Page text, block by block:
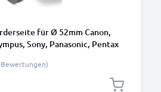
für Ø 52mm Canon,
Sony, Panasonic, Pentax
Kappe Schutzdeckel